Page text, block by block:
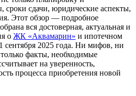
сроки сдачи, юридические аспекты,
Этот обзор — подробное
вся достоверная, актуальная и
о ЖК «Аквамарин» и ипотечном
сентября 2025 года. Ни мифов, ни
факты, необходимые
на уверенность,
процесса приобретения новой